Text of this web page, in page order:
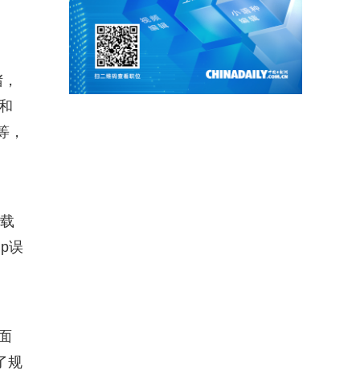
，
误
规